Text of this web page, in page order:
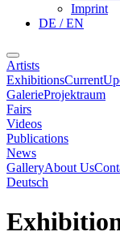
Imprint
DE / EN
Artists
ExhibitionsCurrent
GalerieProjektraum
Fairs
Videos
Publications
News
GalleryAbout Us
Deutsch